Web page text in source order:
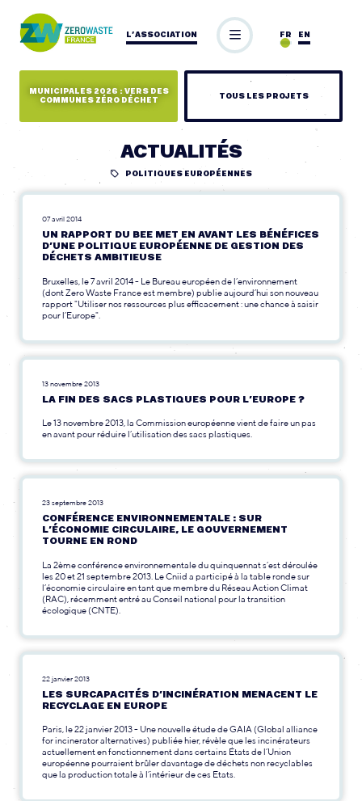
L’ASSOCIATION EN
FR
MUNICIPALES 2026 : VERS DES
COMMUNES ZÉRO DÉCHET
TOUS LES PROJETS
ACTUALITÉS
POLITIQUES EUROPÉENNES
07 avril 2014
UN RAPPORT DU BEE MET EN AVANT LES BÉNÉFICES
D’UNE POLITIQUE EUROPÉENNE DE GESTION DES
DÉCHETS AMBITIEUSE
Bruxelles, le 7 avril 2014 - Le Bureau européen de l’environnement
(dont Zero Waste France est membre) publie aujourd’hui son nouveau
rapport "Utiliser nos ressources plus efficacement : une chance à saisir
pour l’Europe".
13 novembre 2013
LA FIN DES SACS PLASTIQUES POUR L’EUROPE ?
Le 13 novembre 2013, la Commission européenne vient de faire un pas
en avant pour réduire l’utilisation des sacs plastiques.
23 septembre 2013
CONFÉRENCE ENVIRONNEMENTALE : SUR
L’ÉCONOMIE CIRCULAIRE, LE GOUVERNEMENT
TOURNE EN ROND
La 2ème conférence environnementale du quinquennat s’est déroulée
les 20 et 21 septembre 2013. Le Cniid a participé à la table ronde sur
l’économie circulaire en tant que membre du Réseau Action Climat
(RAC), récemment entré au Conseil national pour la transition
écologique (CNTE).
22 janvier 2013
LES SURCAPACITÉS D’INCINÉRATION MENACENT LE
RECYCLAGE EN EUROPE
Paris, le 22 janvier 2013 - Une nouvelle étude de GAIA (Global alliance
for incinerator alternatives) publiée hier, révèle que les incinérateurs
actuellement en fonctionnement dans certains États de l’Union
européenne pourraient brûler davantage de déchets non recyclables
que la production totale à l’intérieur de ces Etats.